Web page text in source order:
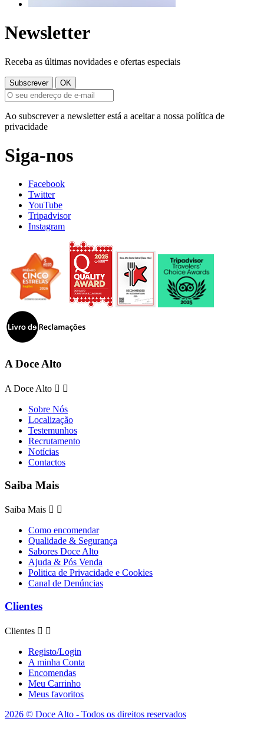
Newsletter
Receba as últimas novidades e ofertas especiais
Ao subscrever a newsletter está a aceitar a nossa política de
privacidade
Siga-nos
Facebook
Twitter
YouTube
Tripadvisor
Instagram
A Doce Alto
A Doce Alto  
Sobre Nós
Localização
Testemunhos
Recrutamento
Notícias
Contactos
Saiba Mais
Saiba Mais  
Como encomendar
Qualidade & Segurança
Sabores Doce Alto
Ajuda & Pós Venda
Politica de Privacidade e Cookies
Canal de Denúncias
Clientes
Clientes  
Registo/Login
A minha Conta
Encomendas
Meu Carrinho
Meus favoritos
2026 © Doce Alto - Todos os direitos reservados